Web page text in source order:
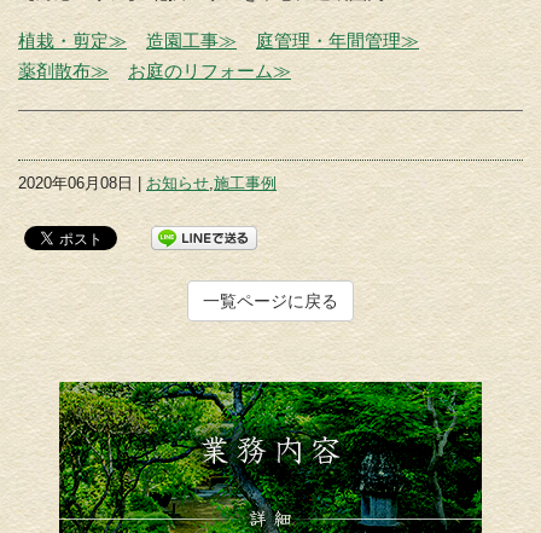
植栽・剪定≫ 造園工事≫
庭管理・年間管理≫
薬剤散布≫
お庭のリフォーム≫
2020年06月08日 | お知らせ,施工事例
一覧ページに戻る